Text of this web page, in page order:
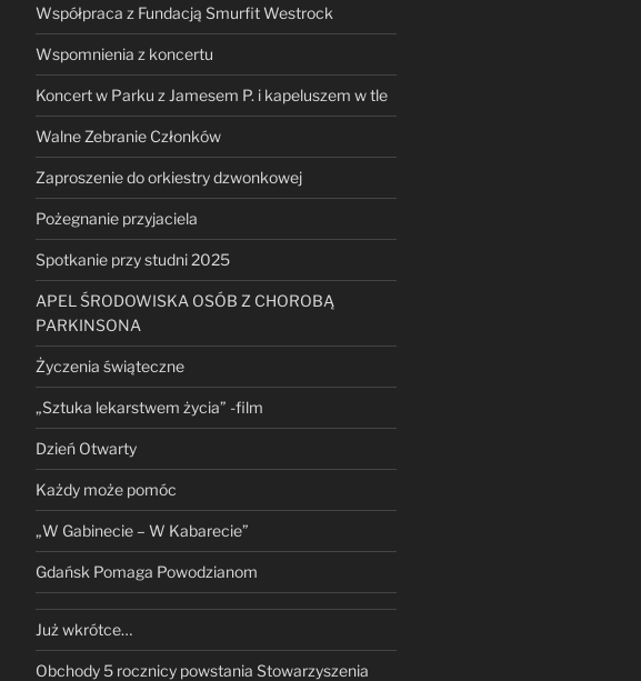
Współpraca z Fundacją Smurfit Westrock
Wspomnienia z koncertu
Koncert w Parku z Jamesem P. i kapeluszem w tle
Walne Zebranie Członków
Zaproszenie do orkiestry dzwonkowej
Pożegnanie przyjaciela
Spotkanie przy studni 2025
APEL ŚRODOWISKA OSÓB Z CHOROBĄ
PARKINSONA
Życzenia świąteczne
„Sztuka lekarstwem życia” -film
Dzień Otwarty
Każdy może pomóc
„W Gabinecie – W Kabarecie”
Gdańsk Pomaga Powodzianom
Już wkrótce…
Obchody 5 rocznicy powstania Stowarzyszenia